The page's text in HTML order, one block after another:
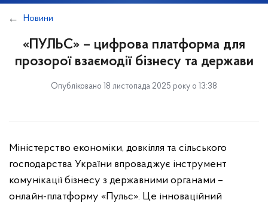
Новини
«ПУЛЬС» – цифрова платформа для
прозорої взаємодії бізнесу та держави
Опубліковано 18 листопада 2025 року о 13:38
Міністерство економіки, довкілля та сільського
господарства України впроваджує інструмент
комунікації бізнесу з державними органами –
онлайн-платформу «Пульс». Це інноваційний